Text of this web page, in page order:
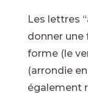
Les lettres
donner une
forme (le
(arrondie
également